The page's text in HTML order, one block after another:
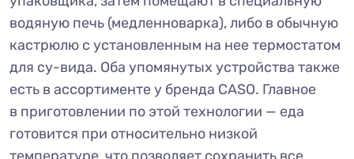
водяную печь (медленноварка), либо в обычную
кастрюлю с установленным на нее термостатом
для су-вида. Оба упомянутых устройства также
есть в ассортименте у бренда CASO. Главное
в приготовлении по этой технологии — еда
готовится при относительно низкой